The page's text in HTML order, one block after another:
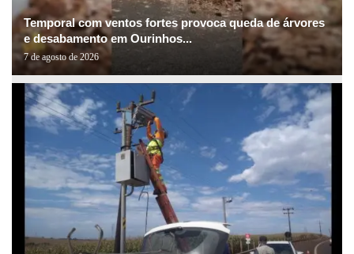
Temporal com ventos fortes provoca queda de árvores
e desabamento em Ourinhos...
7 de agosto de 2026